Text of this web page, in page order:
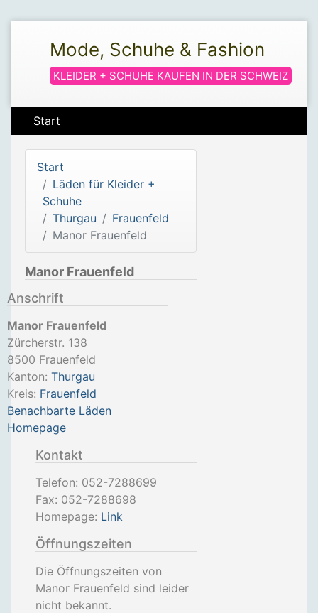
Mode, Schuhe & Fashion
KLEIDER + SCHUHE KAUFEN IN DER SCHWEIZ
Start
Start
Läden für Kleider +
Schuhe
Thurgau
Frauenfeld
Manor Frauenfeld
Manor Frauenfeld
Anschrift
Manor Frauenfeld
Zürcherstr. 138
8500 Frauenfeld
Kanton: Thurgau
Kreis: Frauenfeld
Benachbarte Läden
Homepage
Kontakt
Telefon: 052-7288699
Fax: 052-7288698
Homepage: Link
Öffnungszeiten
Die Öffnungszeiten von
Manor Frauenfeld sind leider
nicht bekannt.